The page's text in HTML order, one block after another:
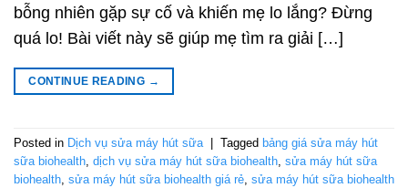
bỗng nhiên gặp sự cố và khiến mẹ lo lắng? Đừng
quá lo! Bài viết này sẽ giúp mẹ tìm ra giải […]
CONTINUE READING →
Posted in Dịch vụ sửa máy hút sữa Tagged bảng giá sửa máy hút
sữa biohealth, dịch vụ sửa máy hút sữa biohealth, sửa máy hút sữa
biohealth, sửa máy hút sữa biohealth giá rẻ, sửa máy hút sữa biohealth